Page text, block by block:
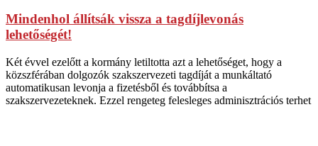
Mindenhol állítsák vissza a tagdíjlevonás
lehetőségét!
Két évvel ezelőtt a kormány letiltotta azt a lehetőséget, hogy a
közszférában dolgozók szakszervezeti tagdíját a munkáltató
automatikusan levonja a fizetésből és továbbítsa a
szakszervezeteknek. Ezzel rengeteg felesleges adminisztrációs terhet